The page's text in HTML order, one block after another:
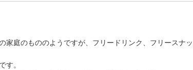
家庭のもののようですが、フリードリンク、フリースナ
す。